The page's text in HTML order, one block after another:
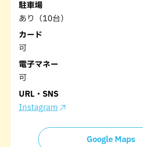
駐車場
あり（10台）
カード
可
電子マネー
可
URL・SNS
Instagram
Google Maps